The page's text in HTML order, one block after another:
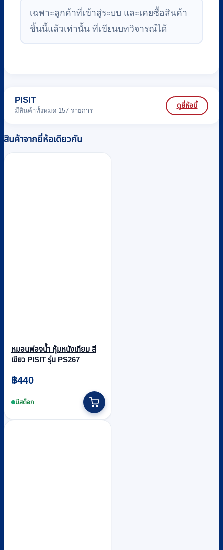
เฉพาะลูกค้าที่เข้าสู่ระบบ และเคยซื้อสินค้า
ชิ้นนี้แล้วเท่านั้น ที่เขียนบทวิจารณ์ได้
PISIT
มีสินค้าทั้งหมด 157 รายการ
ดูยี่ห้อนี้
สินค้าจากยี่ห้อเดียวกัน
หมอนฟองน้ำ หุ้มหนังเทียม สี
เขียว PISIT รุ่น PS267
฿440
มีสต็อก